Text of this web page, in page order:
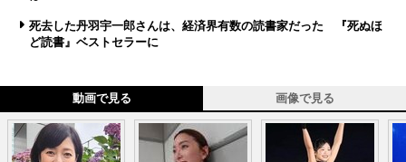
死去した丹羽宇一郎さんは、経済界有数の読書家だった 『死ぬほ
ど読書』ベストセラーに
動画で見る 画像で見る